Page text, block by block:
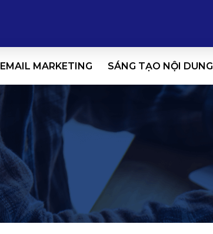
EMAIL MARKETING SÁNG TẠO NỘI DUNG